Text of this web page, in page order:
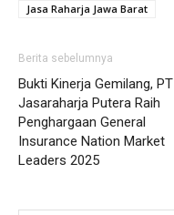
Jasa Raharja Jawa Barat
Berita sebelumnya
Bukti Kinerja Gemilang, PT
Jasaraharja Putera Raih
Penghargaan General
Insurance Nation Market
Leaders 2025